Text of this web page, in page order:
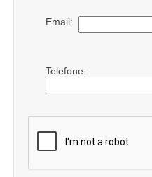
Email:
Telefone: